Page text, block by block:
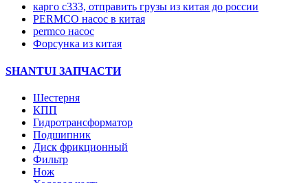
карго с333, отправить грузы из китая до россии
PERMCO насос в китая
permco насос
Форсунка из китая
SHANTUI ЗАПЧАСТИ
Шестерня
КПП
Гидротрансформатор
Подшипник
Диск фрикционный
Фильтр
Нож